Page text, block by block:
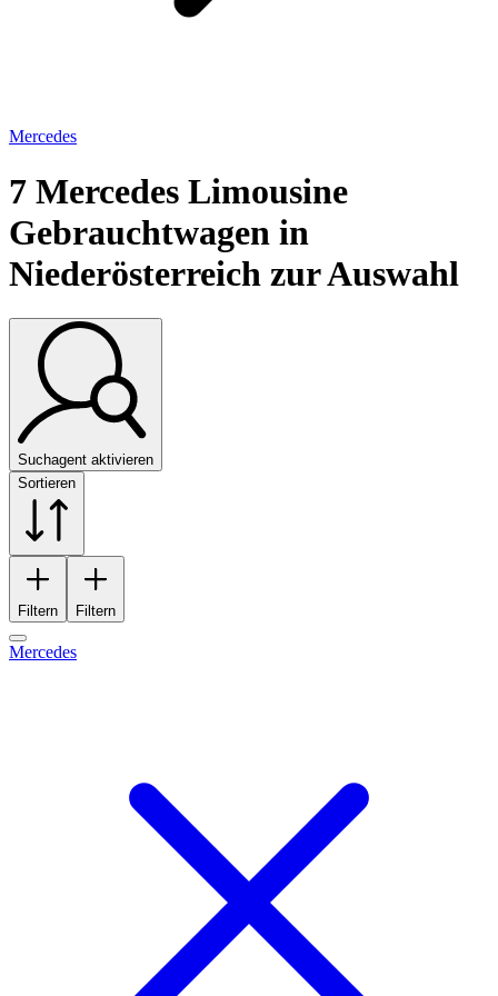
Mercedes
7 Mercedes Limousine
Gebrauchtwagen in
Niederösterreich zur Auswahl
Suchagent aktivieren
Sortieren
Filtern Filtern
Mercedes